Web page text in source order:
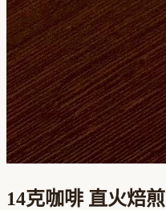
14克咖啡 直火焙煎